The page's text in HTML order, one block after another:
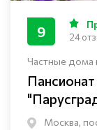
Частные дома
Москва,
9 24